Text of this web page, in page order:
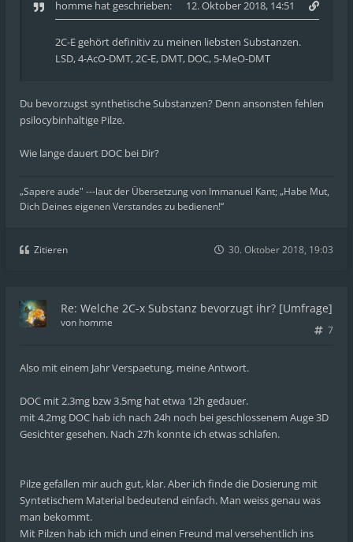
homme hat geschrieben: 12. Oktober 2018, 14:51
2C-E gehört definitiv zu meinen liebsten Substanzen.
LSD, 4-AcO-DMT, 2C-E, DMT, DOC, 5-MeO-DMT
Du bevorzugst synthetische Substanzen? Denn ansonsten fehlen
psilocybinhaltige Pilze.
Wie lange dauert DOC bei Dir?
„Sapere aude" ---laut der Übersetzung von Immanuel Kant; „Habe Mut,
Dich Deines eigenen Verstandes zu bedienen!“
Zitieren 30. Oktober 2018, 19:03
Re: Welche 2C-x Substanz bevorzugt ihr? [Umfrage]
7
von homme
Also mit einem Jahr Verspaetung, meine Antwort.
DOC mit 2.3mg bzw 3.5mg hat etwa 12h gedauer.
mit 4.2mg DOC hab ich nach 24h noch bei geschlossenem Auge 3D
Gesichter gesehen. Nach 27h konnte ich etwas schlafen.
Pilze gefallen mir auch gut, klar. Aber ich finde die Dosierung mit
Syntetischem Material bedeutend einfach. Man weiss genau was
man bekommt.
Mit Pilzen hab ich mich und einen Freund mal versehentlich ins